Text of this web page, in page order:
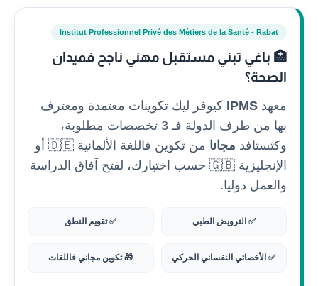
Institut Professionnel Privé des Métiers de la Santé - Rabat
🏥 باغي تبني مستقبل مهني ناجح فميدان
الصحة؟
معهد IPMS كيوفر ليك تكوينات معتمدة ومعترف
بها من طرف الدولة فـ 3 تخصصات مطلوبة،
وكتستافد مجانا
من تكوين فاللغة الألمانية 🇩🇪 أو
الإنجليزية 🇬🇧 حسب اختيارك، لفتح آفاق الدراسة
والعمل دوليا.
✅ الترويض الطبي ✅ تقويم النطق
✅ الأخصائي النفساني الحركي 🎁 تكوين مجاني فاللغات